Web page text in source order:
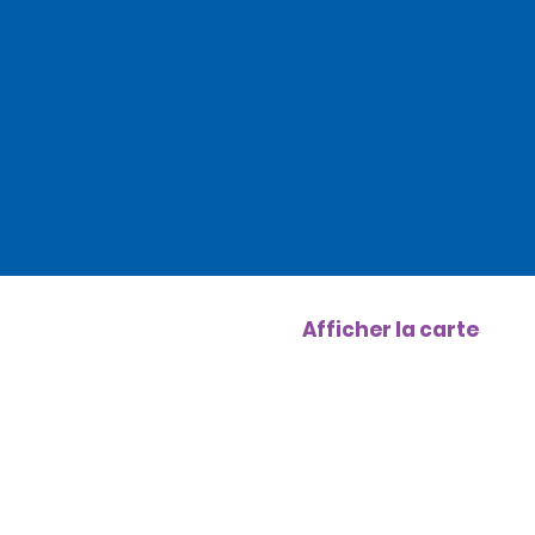
Afficher la carte